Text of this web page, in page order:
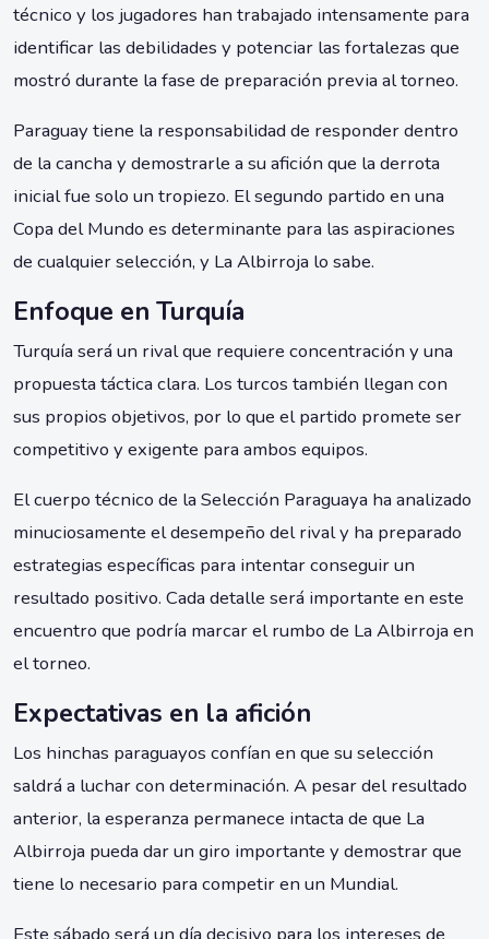
técnico y los jugadores han trabajado intensamente para
identificar las debilidades y potenciar las fortalezas que
mostró durante la fase de preparación previa al torneo.
Paraguay tiene la responsabilidad de responder dentro
de la cancha y demostrarle a su afición que la derrota
inicial fue solo un tropiezo. El segundo partido en una
Copa del Mundo es determinante para las aspiraciones
de cualquier selección, y La Albirroja lo sabe.
Enfoque en Turquía
Turquía será un rival que requiere concentración y una
propuesta táctica clara. Los turcos también llegan con
sus propios objetivos, por lo que el partido promete ser
competitivo y exigente para ambos equipos.
El cuerpo técnico de la Selección Paraguaya ha analizado
minuciosamente el desempeño del rival y ha preparado
estrategias específicas para intentar conseguir un
resultado positivo. Cada detalle será importante en este
encuentro que podría marcar el rumbo de La Albirroja en
el torneo.
Expectativas en la afición
Los hinchas paraguayos confían en que su selección
saldrá a luchar con determinación. A pesar del resultado
anterior, la esperanza permanece intacta de que La
Albirroja pueda dar un giro importante y demostrar que
tiene lo necesario para competir en un Mundial.